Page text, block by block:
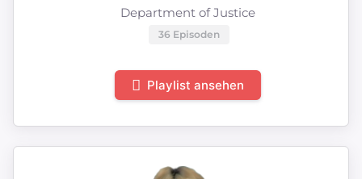
Department of Justice
36 Episoden
Playlist ansehen